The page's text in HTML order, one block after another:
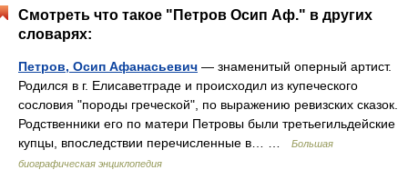
Смотреть что такое "Петров Осип Аф." в других
словарях:
Петров, Осип Афанасьевич — знаменитый оперный артист.
Родился в г. Елисаветграде и происходил из купеческого
сословия "породы греческой", по выражению ревизских сказок.
Родственники его по матери Петровы были третьегильдейские
купцы, впоследствии перечисленные в… …
Большая
биографическая энциклопедия